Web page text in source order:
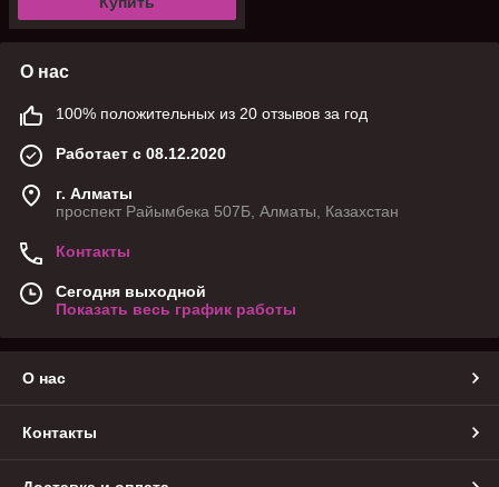
О нас
100% положительных из 20 отзывов за год
Работает с 08.12.2020
г. Алматы
проспект Райымбека 507Б, Алматы, Казахстан
Контакты
Сегодня выходной
Показать весь график работы
О нас
Контакты